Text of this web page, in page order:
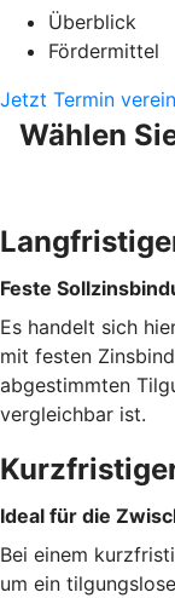
Überblick
Fördermittel
Jetzt Termin
Wählen
Feste
Es handelt sich
mit festen
abgestimmten
vergleichbar ist.
Ideal für die
Bei einem
um ein